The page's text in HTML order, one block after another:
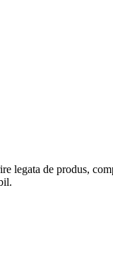
legata de produs,